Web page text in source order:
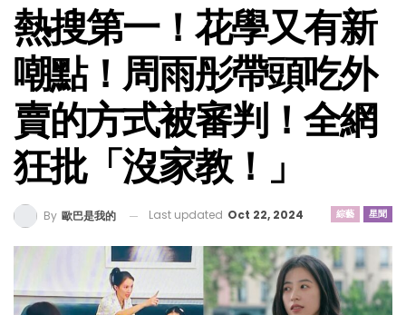
熱搜第一！花學又有新
嘲點！周雨彤帶頭吃外
賣的方式被審判！全網
狂批「沒家教！」
綜藝 星聞
By 歐巴是我的 Last updated Oct 22, 2024